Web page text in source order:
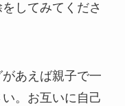
してみてくださ
あえば親子で一
。お互いに自己